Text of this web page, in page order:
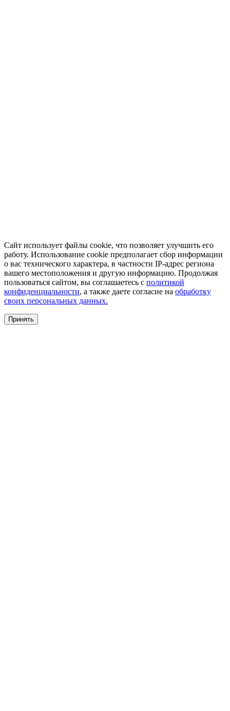
Сайт использует файлы cookie, что позволяет улучшить его
работу. Использование cookie предполагает сбор информации
о вас технического характера, в частности IP-адрес региона
вашего местоположения и другую информацию. Продолжая
пользоваться сайтом, вы соглашаетесь с политикой
конфиденциальности, а также даете согласие на обработку
своих персональных данных.
Принять